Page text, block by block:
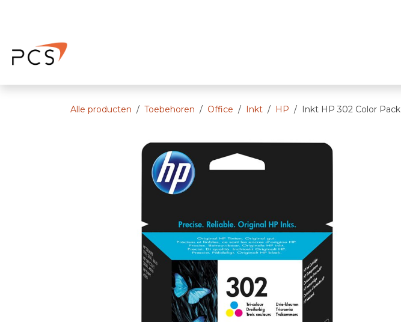
Alle producten Toebehoren Office Inkt HP Inkt HP 302 Color Pack